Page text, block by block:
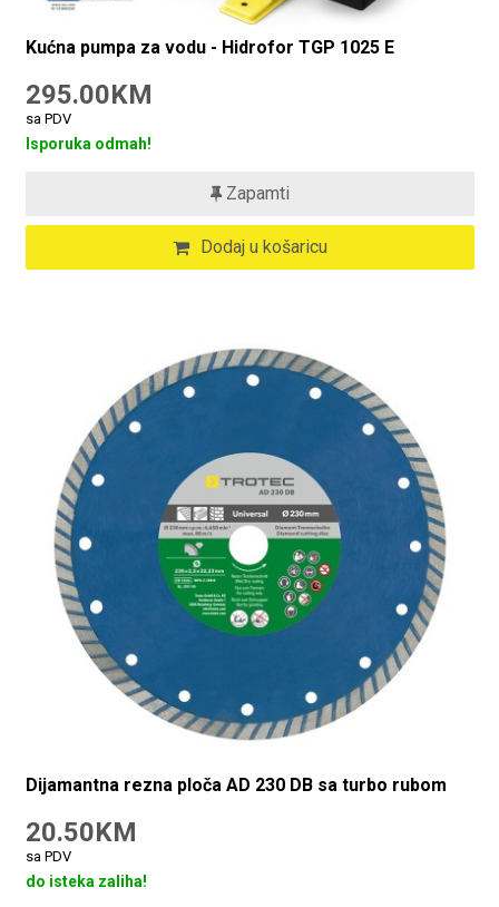
Kućna pumpa za vodu - Hidrofor TGP 1025 E
295.00KM
sa PDV
Isporuka odmah!
Zapamti
Dodaj u košaricu
Dijamantna rezna ploča AD 230 DB sa turbo rubom
20.50KM
sa PDV
do isteka zaliha!